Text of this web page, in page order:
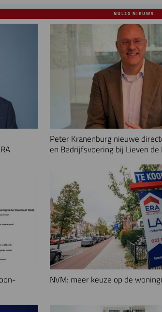
NUL20 NIEUWS
Peter Kranenburg nieuwe
en Bedrijfsvoering bij Lieven de
NVM: meer keuze op de